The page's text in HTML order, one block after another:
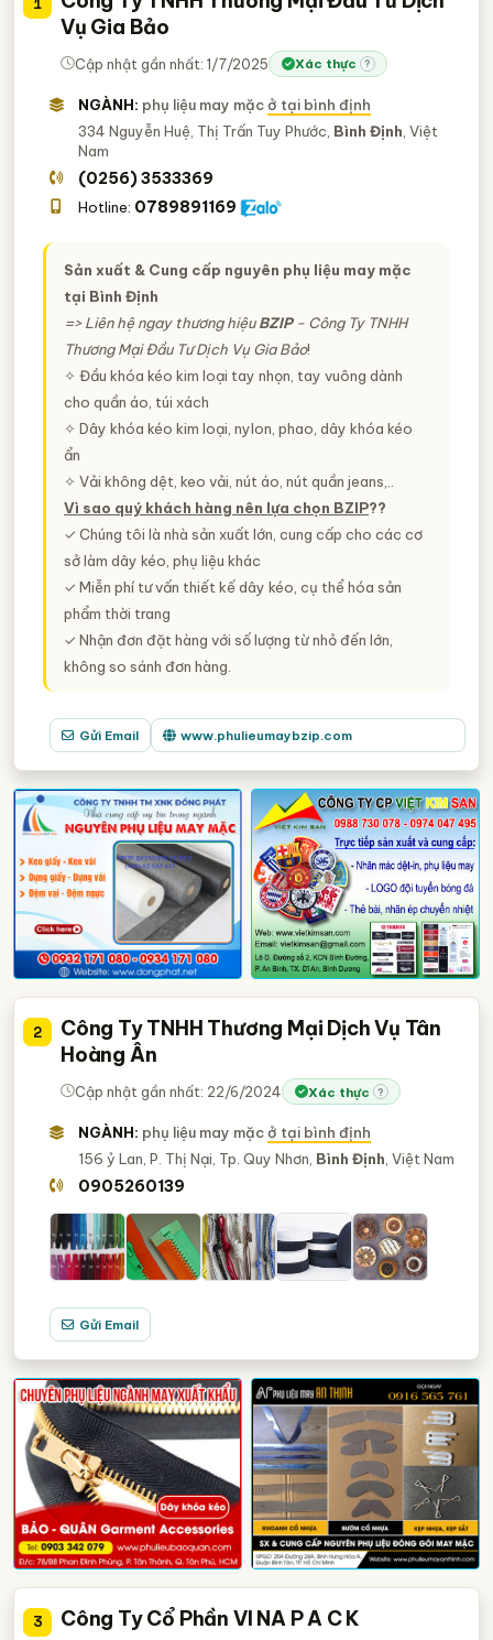
Bo Cổ áo, Bo Cổ áo Thun, Bo Tay áo
Phụ Liệu Kim Loại May Mặc (khoen, khóa, ode, ri ve, móc,
Dây Treo Nhãn Mác, Dây Treo Thẻ Bài, Ti Xỏ57
Dây Ruy Băng, Dây Ribbon
Phụ Liệu Đóng Gói May Mặc - Sản Xuất Và Cung Cấp
Đệm Vai, Đệm Ngực
Băng Nhám Dính, Xé, Velcro
Dây Chống Bai, Dây MobLion Tape21
Dây Se, Dây Tim, Dây Cord
Phụ Liệu May Mặc Nhựa (Dây Nhựa, Khóa Nhựa, Khoen
Nhựa,.)
Dây Thun Dệt (Thun Tròn, Thun Bản, Đai Thun,.)
NGÀNH XEM THÊM
Vải Sợi - Sản Xuất và Kinh Doanh
Nhãn Mác Quần áo, Nhãn Mác May Mặc
Chỉ May và Chỉ Thêu 207
Bông Gòn Công Nghiệp - Gòn Bi, Gòn Tấm, Gòn Cuộn,
Móc áo, Móc Treo Quần áo Và Các Phụ Kiện,.. - Sản Xuất
Và Kinh Doanh
Da Thuộc (Da Cá Sấu, Da Bò, Trâu, Dê,..) - Nguyên Liệu Da
Thật 63
Lông, Lông Vũ - Nguyên Liệu Và Sản Phẩm
Gia Công Dán Vải - Dịch Vụ Gia Công Cán, Dán, Bồi Vải29
TAG NGÀNH NGHỀ
công ty cung cấp nguyên phụ liệu ngành may mặc
nhà cung cấp nguyên phụ liệu ngành may mặc
nhà nhập khẩu phân phối nguyên phụ liệu ngành may
mặc
tìm mua nguyên phụ liệu ngành may mặc
tìm nhà cung cấp nguyên phụ liệu ngành may mặc
tìm mua nguyên liệu ngành may mặc
nhà cung cấp phụ liệu may mặc
nguyên liệu ngành may mặc
phụ liệu ngành may mặc
1
Vụ Gia Bảo
Cập nhật gần nhất: 1/7/2025 Xác thực ?
NGÀNH: phụ liệu may mặcở tại bình định
334 Nguyễn Huệ, Thị Trấn Tuy Phước, Bình Định , Việt
Nam
(0256) 3533369
Hotline: 0789891169
Sản xuất & Cung cấp nguyên phụ liệu may mặc
tại Bình Định
=> Liên hệ ngay thương hiệuBZIP- Công Ty TNHH
Thương Mại Đầu Tư Dịch Vụ Gia Bảo!
✧ Đầu khóa kéo kim loại tay nhọn, tay vuông dành
cho quần áo, túi xách
✧ Dây khóa kéo kim loại, nylon, phao, dây khóa kéo
ẩn
✧ Vải không dệt, keo vải, nút áo, nút quần jeans,..
Vì sao quý khách hàng nên lựa chọn BZIP??
✓ Chúng tôi là nhà sản xuất lớn, cung cấp cho các cơ
sở làm dây kéo, phụ liệu khác
✓ Miễn phí tư vấn thiết kế dây kéo, cụ thể hóa sản
phẩm thời trang
✓ Nhận đơn đặt hàng với số lượng từ nhỏ đến lớn,
không so sánh đơn hàng.
Gửi Email www.phulieumaybzip.com
2
Công Ty TNHH Thương Mại Dịch Vụ Tân
Hoàng Ân
Cập nhật gần nhất: 22/6/2024 Xác thực ?
NGÀNH: phụ liệu may mặcở tại bình định
156 ỷ Lan, P. Thị Nại, Tp. Quy Nhơn, Bình Định, Việt Nam
0905260139
Gửi Email
3 Công Ty Cổ Phần VI NA P A C K